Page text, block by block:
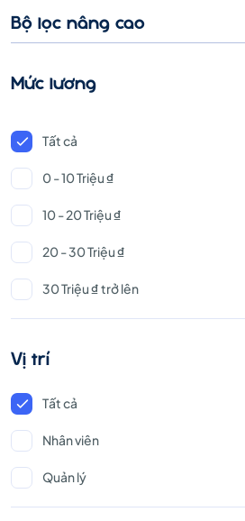
Bộ lọc nâng cao
Mức lương
Tất cả
0 - 10 Triệu ₫
10 - 20 Triệu ₫
20 - 30 Triệu ₫
30 Triệu ₫ trở lên
Vị trí
Tất cả
Nhân viên
Quản lý